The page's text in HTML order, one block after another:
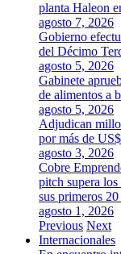
planta Haleon
agosto 7, 2026
Gobierno
del Décimo
agosto 5, 2026
Gabinete
de alimentos a
agosto 5, 2026
Adjudican
por más de
agosto 3, 2026
Cobre
pitch supera
sus primeros
agosto 1, 2026
Previous Next
Internacionales